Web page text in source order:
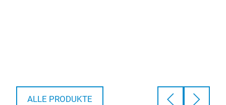
ALLE PRODUKTE